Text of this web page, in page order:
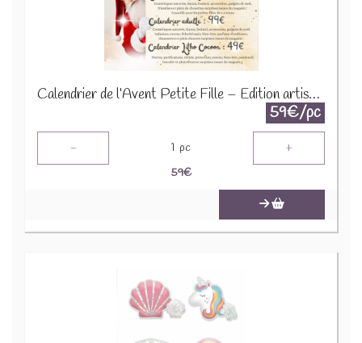
Calendrier de l’Avent Petite Fille – Édition artisanale 2025
59€/pc
- 1 pc +
59€